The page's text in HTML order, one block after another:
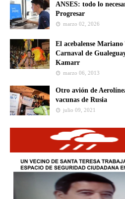
ANSES: todo lo
Progresar
marzo 02, 2026
El acebalense
Carnaval de
Kamarr
marzo 06, 2013
Otro avión de
vacunas de Rusia
julio 09, 2021